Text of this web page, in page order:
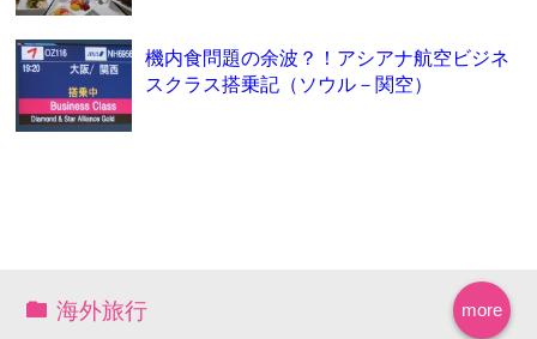
機内食問題の余波？！アシアナ航空ビジネ
スクラス搭乗記（ソウル－関空）
more
海外旅行